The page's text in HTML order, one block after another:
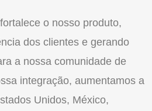
o nosso produto,
dos clientes e gerando
a nossa comunidade de
integração, aumentamos a
Unidos, México,